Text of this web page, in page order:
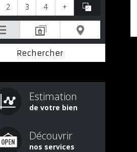
2 3 4 +
Estimation
de votre bien
Découvrir
nos services